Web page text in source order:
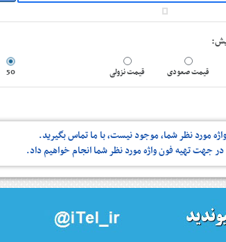
قیمت صعودی قیمت نزولی 50
مورد نظر شما، موجود نیست، با ما تماس بگیرید.
جهت تهیه فون واژه مورد نظر شما انجام خواهیم داد.